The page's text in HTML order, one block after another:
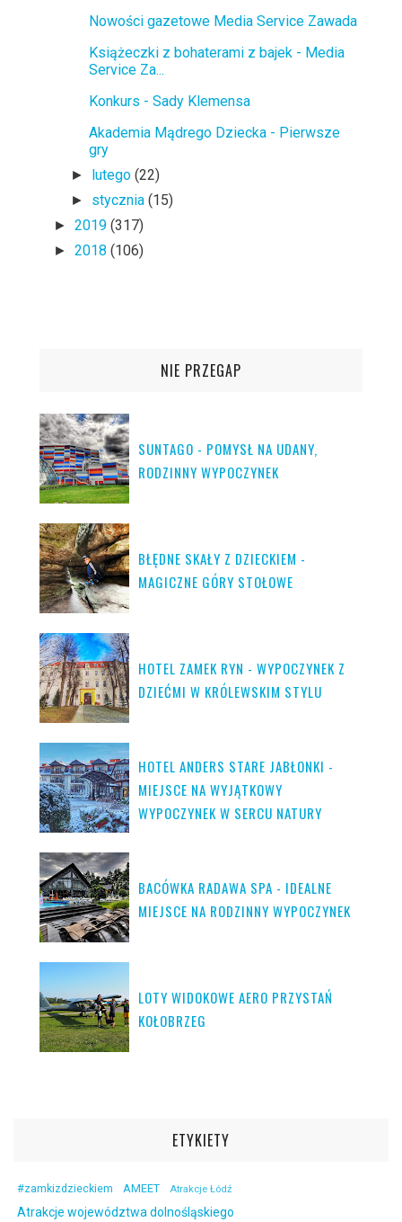
Nowości gazetowe Media Service Zawada
Książeczki z bohaterami z bajek - Media
Service Za...
Konkurs - Sady Klemensa
Akademia Mądrego Dziecka - Pierwsze
gry
► lutego(22)
► stycznia(15)
► 2019 (317)
► 2018 (106)
NIE PRZEGAP
SUNTAGO - POMYSŁ NA UDANY,
RODZINNY WYPOCZYNEK
BŁĘDNE SKAŁY Z DZIECKIEM -
MAGICZNE GÓRY STOŁOWE
HOTEL ZAMEK RYN - WYPOCZYNEK Z
DZIEĆMI W KRÓLEWSKIM STYLU
HOTEL ANDERS STARE JABŁONKI -
MIEJSCE NA WYJĄTKOWY
WYPOCZYNEK W SERCU NATURY
BACÓWKA RADAWA SPA - IDEALNE
MIEJSCE NA RODZINNY WYPOCZYNEK
LOTY WIDOKOWE AERO PRZYSTAŃ
KOŁOBRZEG
ETYKIETY
#zamkizdzieckiem AMEET Atrakcje Łódź
Atrakcje województwa dolnośląskiego